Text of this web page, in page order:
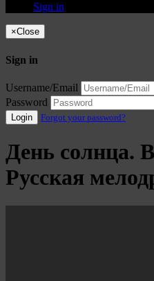
Sign in
×Close
Sign in
Username/Email
Password
Login Forgot your password?
День солнца.
Русская